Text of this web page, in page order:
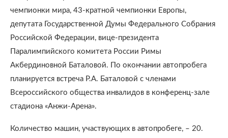
чемпионки мира, 43-кратной чемпионки Европы,
депутата Государственной Думы Федерального Собрания
Российской Федерации, вице-президента
Паралимпийского комитета России Римы
Акбердиновной Баталовой. По окончании автопробега
планируется встреча Р.А. Баталовой с членами
Всероссийского общества инвалидов в конференц-зале
стадиона «Анжи-Арена».
Количество машин, участвующих в автопробеге, – 20.